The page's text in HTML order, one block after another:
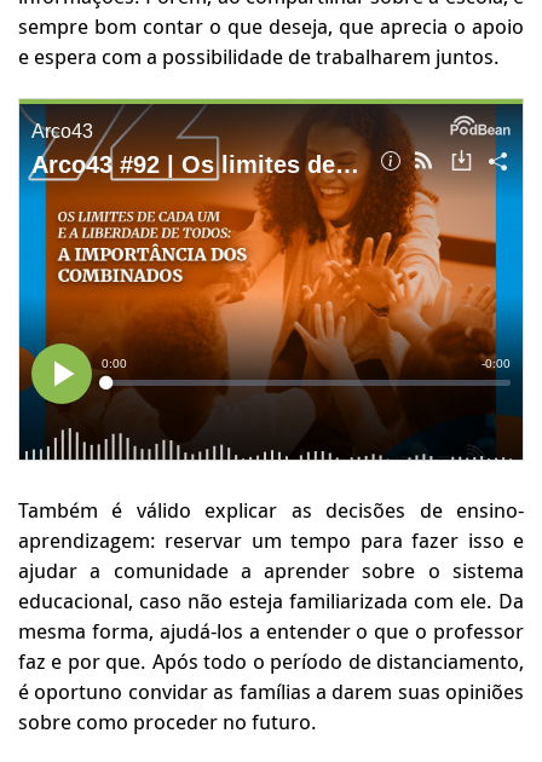
sempre bom contar o que deseja, que aprecia o apoio
e espera com a possibilidade de trabalharem juntos.
Também é válido explicar as decisões de ensino-
aprendizagem: reservar um tempo para fazer isso e
ajudar a comunidade a aprender sobre o sistema
educacional, caso não esteja familiarizada com ele. Da
mesma forma, ajudá-los a entender o que o professor
faz e por que. Após todo o período de distanciamento,
é oportuno convidar as famílias a darem suas opiniões
sobre como proceder no futuro.